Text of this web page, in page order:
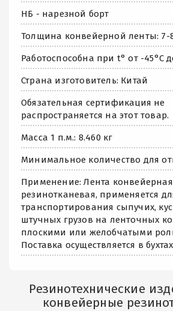
НБ - нарезной борт
Толщина конвейерной ленты: 7-
Работоспособна при t° от -45°C
Страна изготовитель: Китай
Обязательная сертификация не
распространяется на этот товар.
Масса 1 п.м.: 8.460 кг
Минимальное количество для
Применение: Лента конвейерная
резинотканевая, применяется
транспортирования сыпучих,
штучных грузов на ленточных
плоскими или желобчатыми
Поставка осуществляется в
Резинотехнические
конвейерные